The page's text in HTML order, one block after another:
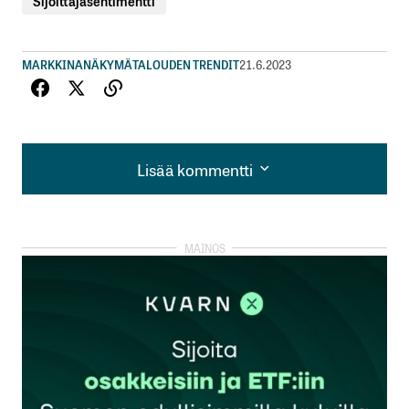
MARKKINANÄKYMÄTALOUDEN TRENDIT21.6.2023
Lisää kommentti
Lisää kommentti
kirjautua
rekisteröityä